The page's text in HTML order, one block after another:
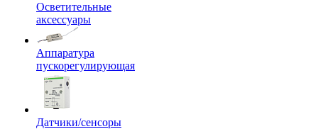
Осветительные
аксессуары
Аппаратура
пускорегулирующая
Датчики/сенсоры